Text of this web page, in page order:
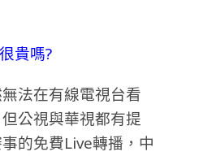
貴嗎?
法在有線電視台看
公視與華視都有提
的免費Live轉播，中